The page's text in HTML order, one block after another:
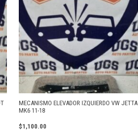
MECANISMO ELEVADOR IZQUIERDO VW JETTA
MK6 11-18
$1,100.00